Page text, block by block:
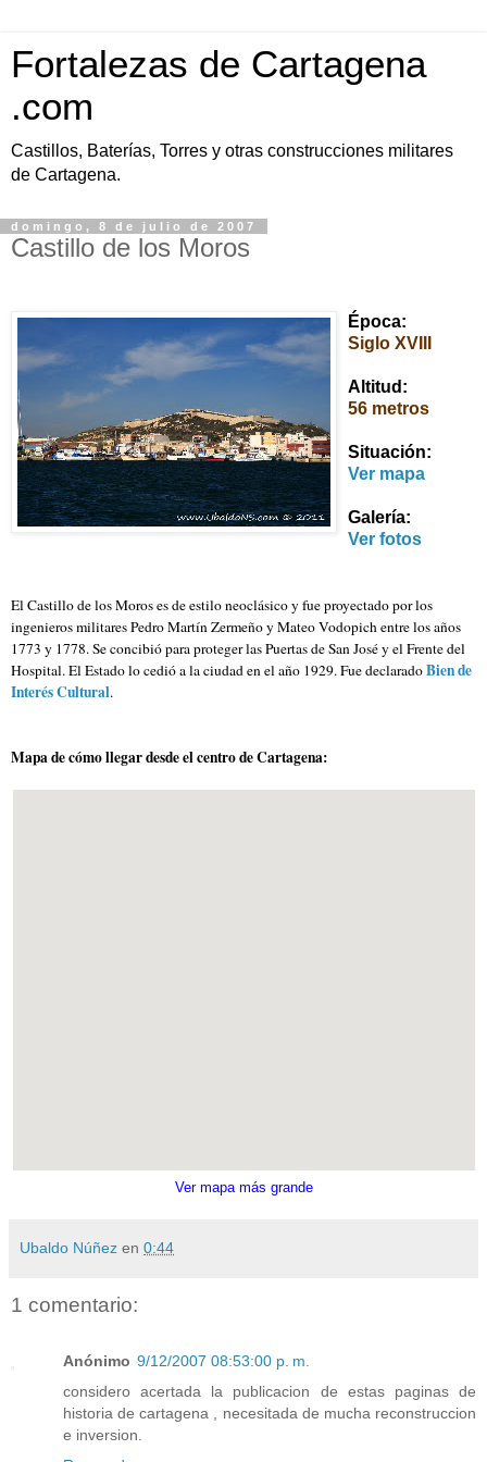
Fortalezas de Cartagena
.com
Castillos, Baterías, Torres y otras construcciones militares
de Cartagena.
domingo, 8 de julio de 2007
Castillo de los Moros
Época:
Siglo XVIII
Altitud:
56 metros
Situación:
Ver mapa
Galería:
Ver fotos
El Castillo de los Moros es de estilo neoclásico y fue proyectado por los
ingenieros militares Pedro Martín Zermeño y Mateo Vodopich entre los años
1773 y 1778. Se concibió para proteger las Puertas de San José y el Frente del
Hospital. El Estado lo cedió a la ciudad en el año 1929. Fue declaradoBien de
Interés Cultural.
Mapa de cómo llegar desde el centro de Cartagena:
Ver mapa más grande
Ubaldo Núñez en 0:44
1 comentario:
Anónimo 9/12/2007 08:53:00 p. m.
considero acertada la publicacion de estas paginas de
historia de cartagena , necesitada de mucha reconstruccion
e inversion.